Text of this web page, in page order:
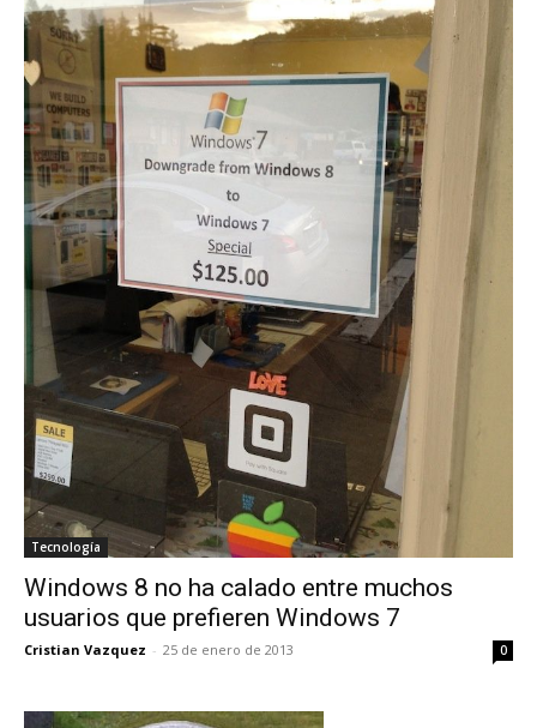
Tecnología
Windows 8 no ha calado entre muchos
usuarios que prefieren Windows 7
Cristian Vazquez - 25 de enero de 2013 0